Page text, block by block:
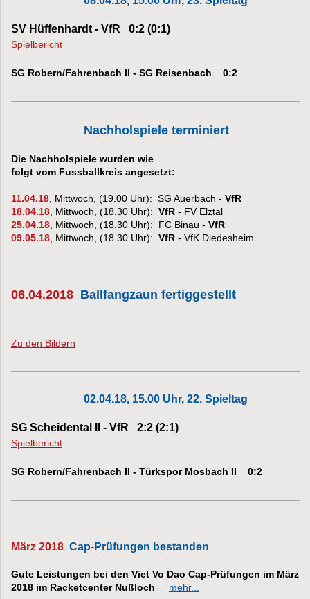
SV Hüffenhardt - VfR 0:2 (0:1)
Spielbericht
SG Robern/Fahrenbach II - SG Reisenbach 0:2
Nachholspiele terminiert
Die Nachholspiele wurden wie
folgt vom Fussballkreis angesetzt:
11.04.18 , Mittwoch, (19.00 Uhr): SG Auerbach - VfR
18.04.18 , Mittwoch, (18.30 Uhr): VfR - FV Elztal
25.04.18 , Mittwoch, (18.30 Uhr): FC Binau - VfR
09.05.18 , Mittwoch, (18.30 Uhr): VfR - VfK Diedesheim
06.04.2018 Ballfangzaun fertiggestellt
Zu den Bildern
02.04.18, 15.00 Uhr, 22. Spieltag
SG Scheidental II - VfR 2:2 (2:1)
Spielbericht
SG Robern/Fahrenbach II - Türkspor Mosbach II 0:2
März 2018 Cap-Prüfungen bestanden
Gute Leistungen bei den Viet Vo Dao Cap-Prüfungen im März
2018 im Racketcenter Nußloch
mehr...